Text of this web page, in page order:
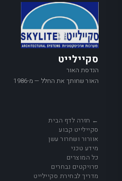
סקיילייט
הנדסת האור
האור שחותך את החלל — מ-1986
← חזרה לדף הבית
סקיילייט קבוע
אוורור ושחרור עשן
מידע טכני
כל המוצרים
פרויקטים נבחרים
מדריך לבחירת סקיילייט